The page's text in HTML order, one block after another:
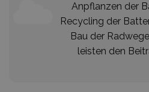
Anpflanzen der
Recycling der
Bau der
leisten den